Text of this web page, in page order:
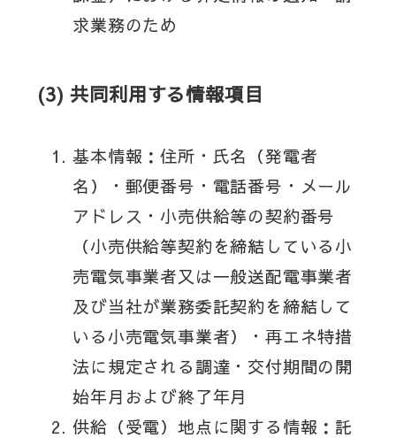
求業務のため
(3) 共同利用する情報項目
基本情報：住所・氏名（発電者
名）・郵便番号・電話番号・メール
アドレス・小売供給等の契約番号
（小売供給等契約を締結している小
売電気事業者又は一般送配電事業者
及び当社が業務委託契約を締結して
いる小売電気事業者）・再エネ特措
法に規定される調達・交付期間の開
始年月および終了年月
供給（受電）地点に関する情報：託